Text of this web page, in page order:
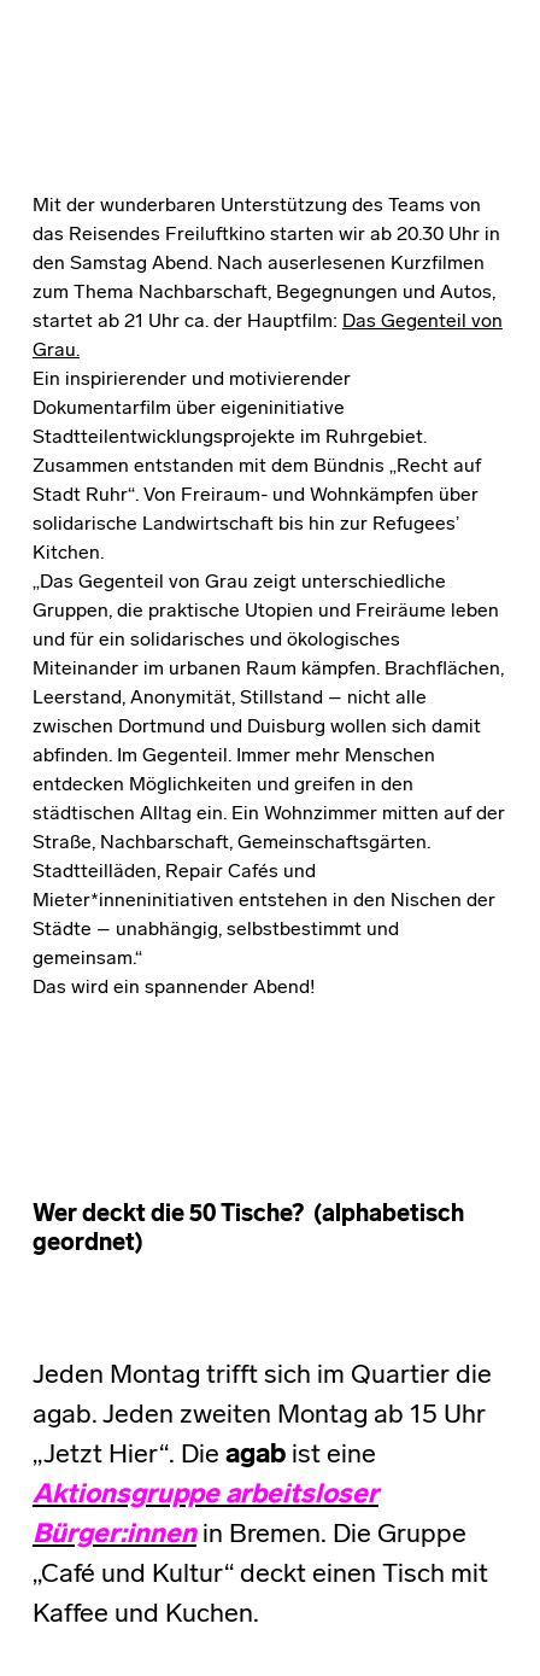
Mit der wunderbaren Unterstützung des Teams von
das Reisendes Freiluftkinostarten wir ab 20.30 Uhr in
den Samstag Abend. Nach auserlesenen Kurzfilmen
zum Thema Nachbarschaft, Begegnungen und Autos,
startet ab 21 Uhr ca. der Hauptfilm: Das Gegenteil von
Grau.
Ein inspirierender und motivierender
Dokumentarfilm über eigeninitiative
Stadtteilentwicklungsprojekte im Ruhrgebiet.
Zusammen entstanden mit dem Bündnis „Recht auf
Stadt Ruhr“. Von Freiraum- und Wohnkämpfen über
solidarische Landwirtschaft bis hin zur Refugees’
Kitchen.
„Das Gegenteil von Grau zeigt unterschiedliche
Gruppen, die praktische Utopien und Freiräume leben
und für ein solidarisches und ökologisches
Miteinander im urbanen Raum kämpfen. Brachflächen,
Leerstand, Anonymität, Stillstand – nicht alle
zwischen Dortmund und Duisburg wollen sich damit
abfinden. Im Gegenteil. Immer mehr Menschen
entdecken Möglichkeiten und greifen in den
städtischen Alltag ein. Ein Wohnzimmer mitten auf der
Straße, Nachbarschaft, Gemeinschaftsgärten.
Stadtteilläden, Repair Cafés und
Mieter*inneninitiativen entstehen in den Nischen der
Städte – unabhängig, selbstbestimmt und
gemeinsam.“
Das wird ein spannender Abend!
Wer deckt die 50 Tische? (alphabetisch
geordnet)
Jeden Montag trifft sich im Quartier die
agab. Jeden zweiten Montag ab 15 Uhr
„Jetzt Hier“. Die agab ist eine
Aktionsgruppe arbeitsloser
Bürger:innenin Bremen. Die Gruppe
„Café und Kultur“ deckt einen Tisch mit
Kaffee und Kuchen.